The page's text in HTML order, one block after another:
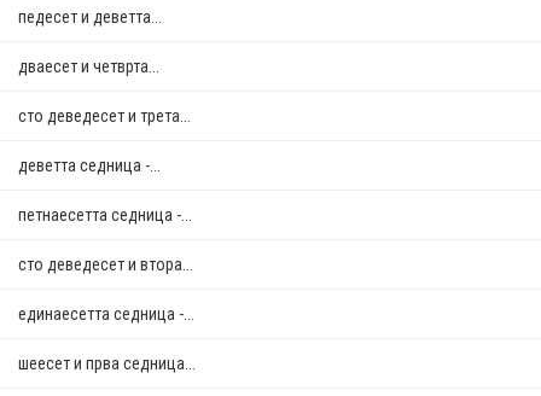
педесет и деветта...
дваесет и четврта...
сто деведесет и трета...
деветта седница -...
петнаесетта седница -...
сто деведесет и втора...
единаесетта седница -...
шеесет и прва седница...